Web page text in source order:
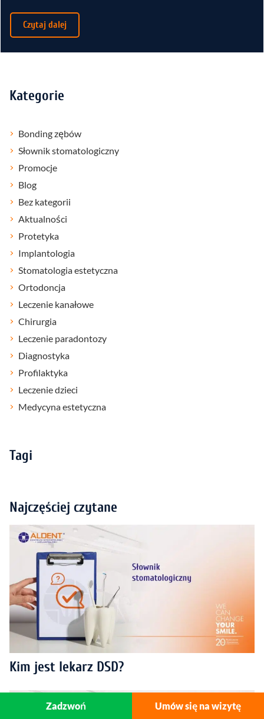
Czytaj dalej
Kategorie
Bonding zębów
Słownik stomatologiczny
Promocje
Blog
Bez kategorii
Aktualności
Protetyka
Implantologia
Stomatologia estetyczna
Ortodoncja
Leczenie kanałowe
Chirurgia
Leczenie paradontozy
Diagnostyka
Profilaktyka
Leczenie dzieci
Medycyna estetyczna
Tagi
Najczęściej czytane
Kim jest lekarz DSD?
Zadzwoń Umów się na wizytę